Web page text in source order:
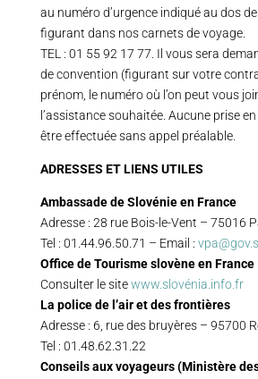
au numéro d’urgence indiqué au dos
figurant dans nos carnets de voyage.
TEL : 01 55 92 17 77. Il vous sera
de convention (figurant sur votre
prénom, le numéro où l’on peut vous
l’assistance souhaitée. Aucune prise
être effectuée sans appel préalable.
ADRESSES ET LIENS UTILES
Ambassade de Slovénie en France
Adresse : 28 rue Bois-le-Vent – 75016
Tel : 01.44.96.50.71 – Email :
Office de Tourisme slovène en France
Consulter le sitewww.slovénia.info.fr
La police de l’air et des frontières
Adresse : 6, rue des bruyères – 95700
Tel : 01.48.62.31.22
Conseils aux voyageurs (Ministère